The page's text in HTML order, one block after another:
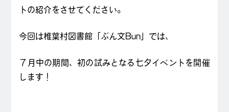
トの紹介をさせてください。
今回は椎葉村図書館「ぶん文Bun」では、
７月中の期間、初の試みとなる七夕イベントを開催
します！